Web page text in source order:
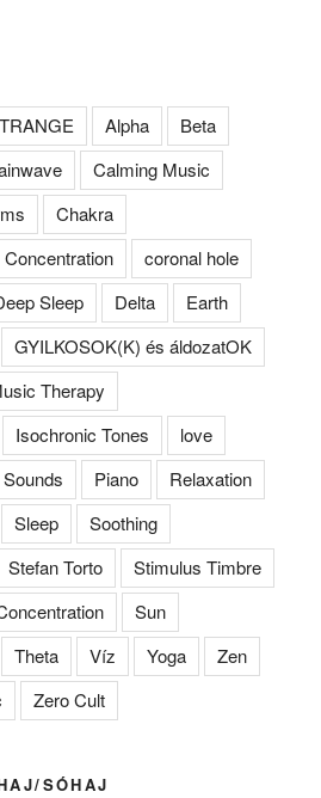
Alpha
Beta
Calming Music
Chakra
Concentration
coronal hole
Sleep Delta
Earth
GYILKOSOK(K) és áldozatOK
Therapy
Isochronic Tones
love
Piano
Relaxation
Sleep
Soothing
Stefan Torto
Stimulus Timbre
Sun
Theta Víz Yoga
Zen
Zero Cult
SÓHAJ